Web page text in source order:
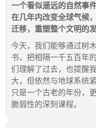
一个看似遥远的自然
在几年内改变全球气候
迁移，重塑整个文明的发
今天，我们能够通过树
书，把相隔一千五百年
们理解了过去，也提醒
大，但依然与地球系统
只是一个古老的年份，
脆弱性的深刻课程。